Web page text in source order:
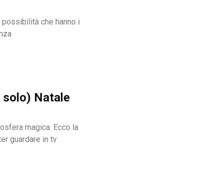
possibilità che hanno i
solo) Natale
magica. Ecco la
guardare in tv